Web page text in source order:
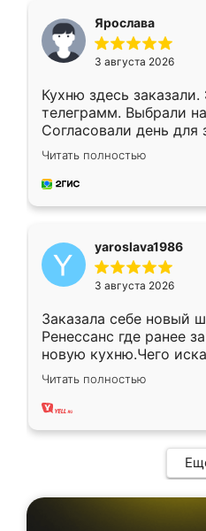
Ярослава
3 августа 2026
Кухню здесь
телеграмм. Выбрали
Согласовали день для
недели кухня была уже
довольны работой.
мебель за
Читать полностью
yaroslava1986
3 августа 2026
Заказала себе новый
Ренессанс где ранее
новую кухню.Чего
вполне довольна.
два года, нареканий нет.
Читать полностью